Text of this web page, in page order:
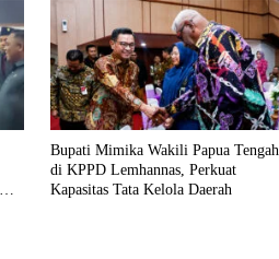
Bupati Mimika Wakili Papua Tengah
di KPPD Lemhannas, Perkuat
Kapasitas Tata Kelola Daerah